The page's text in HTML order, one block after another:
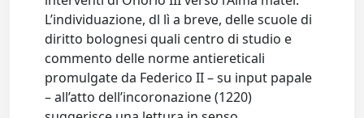
L’individuazione, dl lì a breve, delle scuole di
diritto bolognesi quali centro di studio e
commento delle norme antiereticali
promulgate da Federico II – su input papale
– all’atto dell’incoronazione (1220)